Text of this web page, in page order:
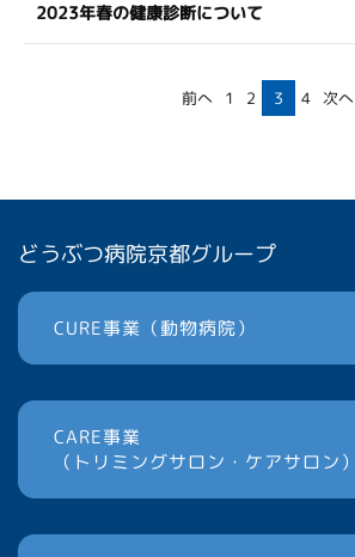
2023年春の健康診断について
前へ 1 2 3 4 次へ
どうぶつ病院京都グループ
CURE事業（動物病院）
CARE事業
（トリミングサロン・ケアサロン）